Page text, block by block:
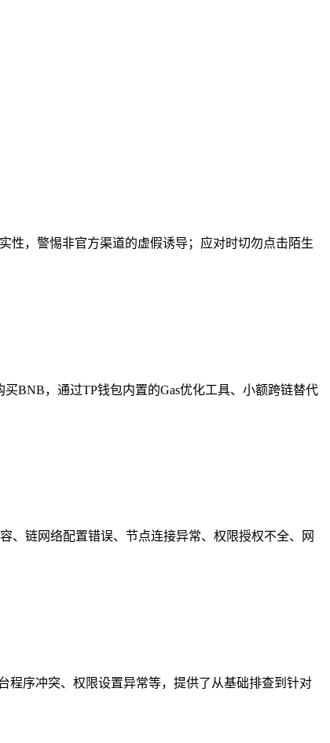
性，警惕非官方渠道的虚假诱导；应对时切勿点击陌生
BNB，通过TP钱包内置的Gas优化工具、小额跨链替代
、链网络配置错误、节点连接异常、权限授权不全、网
程序冲突、权限设置异常等，提供了从基础排查到针对